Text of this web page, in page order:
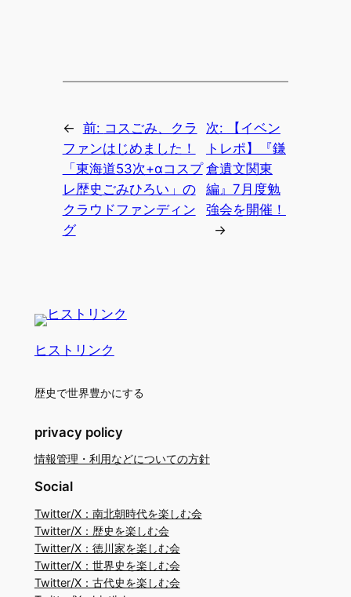
← 前: コスごみ、クラ
ファンはじめました！
「東海道53次+αコスプ
レ歴史ごみひろい」の
クラウドファンディン
グ
次:
【イベン
トレポ】『鎌
倉遺文関東
編』7月度勉
強会を開催！
→
ヒストリンク
歴史で世界豊かにする
privacy policy
情報管理・利用などについての方針
Social
Twitter/X：南北朝時代を楽しむ会
Twitter/X：歴史を楽しむ会
Twitter/X：徳川家を楽しむ会
Twitter/X：世界史を楽しむ会
Twitter/X：古代史を楽しむ会